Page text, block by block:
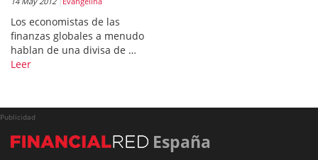
Los economistas de las
finanzas globales a menudo
hablan de una divisa de …
Leer
Publicidad
España